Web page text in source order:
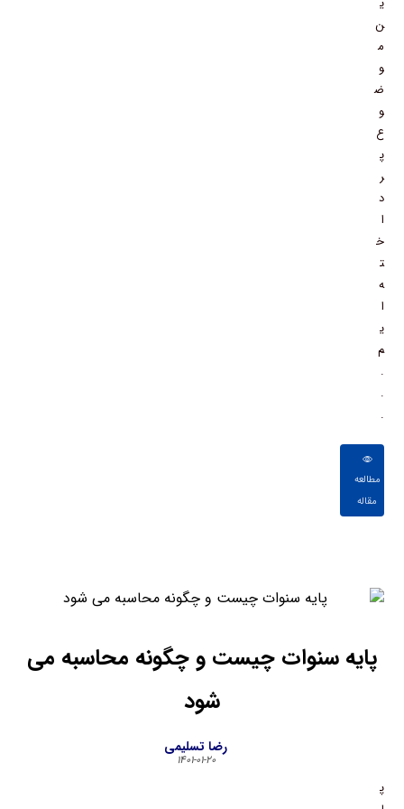
ن
م
و
ض
و
ع
پ
ر
د
ا
خ
ت
ه
ا
ی
م
.
.
.
مطالعه
مقاله
پایه سنوات چیست و چگونه محاسبه می
شود
رضا تسلیمی
۱۴۰۱-۰۱-۲۰
پ